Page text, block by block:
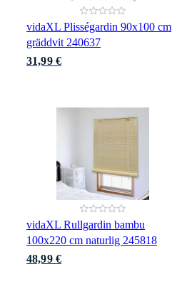
vidaXL Plisségardin 90x100 cm
gräddvit 240637
31,99 €
vidaXL Rullgardin bambu
100x220 cm naturlig 245818
48,99 €